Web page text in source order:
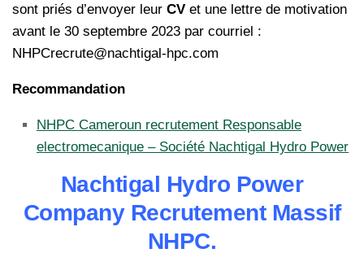
sont priés d’envoyer leur CV et une lettre de motivation
avant le 30 septembre 2023 par courriel :
NHPCrecrute@nachtigal-hpc.com
Recommandation
NHPC Cameroun recrutement Responsable
electromecanique – Société Nachtigal Hydro Power
Nachtigal Hydro Power
Company Recrutement Massif
NHPC.